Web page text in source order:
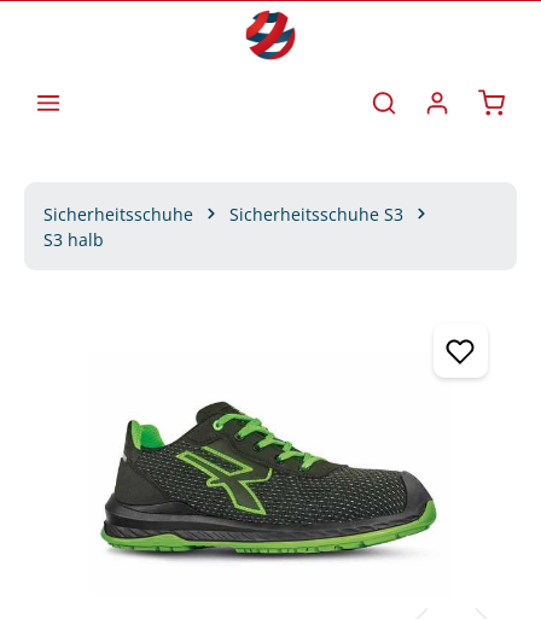
Sicherheitsschuhe
Sicherheitsschuhe S3
S3 halb